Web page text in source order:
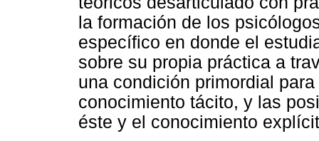
la formación de los
específico en donde el
sobre su propia práctica a
una condición primordial
conocimiento tácito, y las
éste y el conocimiento